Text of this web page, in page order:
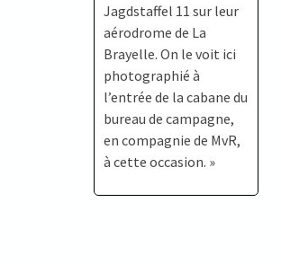
Jagdstaffel 11 sur leur
aérodrome de La
Brayelle. On le voit ici
photographié à
l’entrée de la cabane du
bureau de campagne,
en compagnie de MvR,
à cette occasion. »